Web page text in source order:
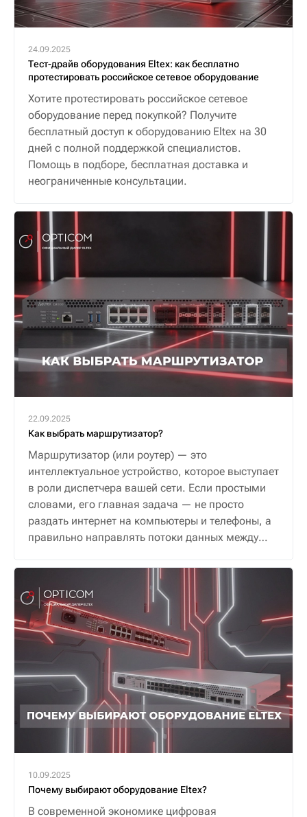
24.09.2025
Тест-драйв оборудования Eltex: как бесплатно
протестировать российское сетевое оборудование
Хотите протестировать российское сетевое
оборудование перед покупкой? Получите
бесплатный доступ к оборудованию Eltex на 30
дней с полной поддержкой специалистов.
Помощь в подборе, бесплатная доставка и
неограниченные консультации.
22.09.2025
Как выбрать маршрутизатор?
Маршрутизатор (или роутер) — это
интеллектуальное устройство, которое выступает
в роли диспетчера вашей сети. Если простыми
словами, его главная задача — не просто
раздать интернет на компьютеры и телефоны, а
правильно направлять потоки данных между
и безопасную связь.
10.09.2025
Почему выбирают оборудование Eltex?
В современной экономике цифровая